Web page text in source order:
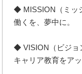
◆ MISSION（ミッ
働くを、夢中に。
◆ VISION（ビジョ
キャリア教育をア